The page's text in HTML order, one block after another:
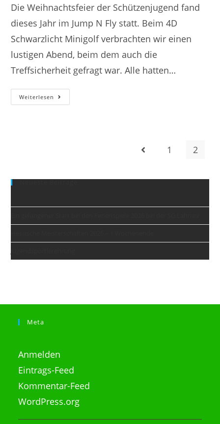
Die Weihnachtsfeier der Schützenjugend fand
dieses Jahr im Jump N Fly statt. Beim 4D
Schwarzlicht Minigolf verbrachten wir einen
lustigen Abend, beim dem auch die
Treffsicherheit gefragt war. Alle hatten…
Weiterlesen Weihnachtsfeier
Der
Gehe zur vorherigen
1 2
Neueste Beiträge
Meta
Anmelden
Eintrags-Feed
Kommentar-Feed
WordPress.org